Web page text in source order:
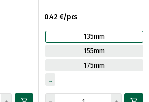
0.42 €/pcs
135mm
155mm
175mm